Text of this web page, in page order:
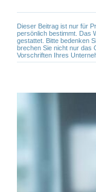
Dieser Beitrag ist nur für
persönlich bestimmt. Das
gestattet. Bitte bedenken
brechen Sie nicht nur das
Vorschriften Ihres